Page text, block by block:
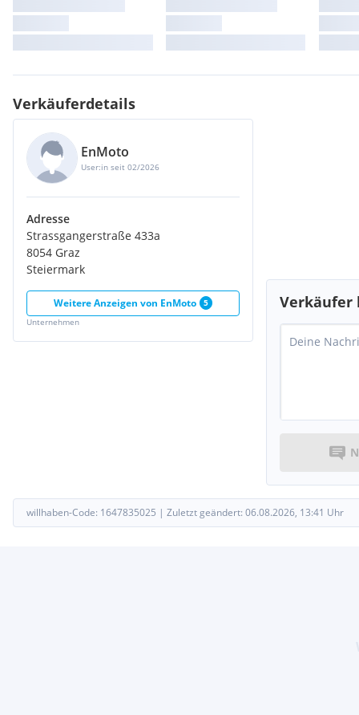
Verkäuferdetails
EnMoto
User:in seit 02/2026
Adresse
Strassgangerstraße 433a
8054 Graz
Steiermark
Weitere Anzeigen von EnMoto
5
Unternehmen
Verkäufer
willhaben-Code: 1647835025 | Zuletzt geändert: 06.08.2026, 13:41 Uhr